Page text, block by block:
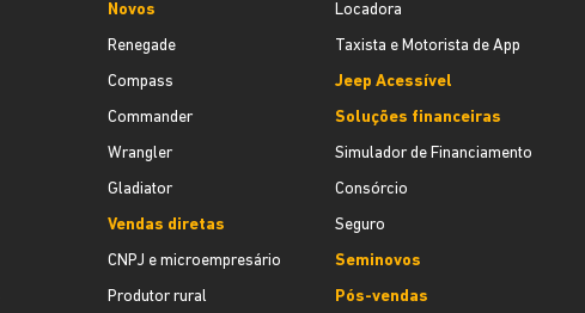
Novos
Renegade
Compass
Commander
Wrangler
Gladiator
Vendas diretas
CNPJ e microempresário
Produtor rural
Locadora
Taxista e Motorista de App
Jeep Acessível
Soluções financeiras
Simulador de Financiamento
Consórcio
Seguro
Seminovos
Pós-vendas